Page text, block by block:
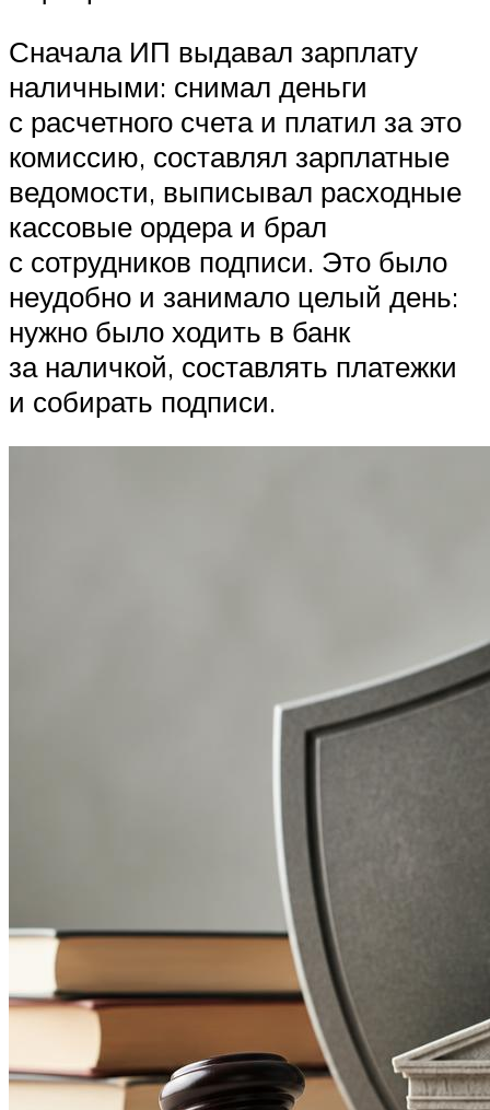
Сначала ИП выдавал зарплату
наличными: снимал деньги
с расчетного счета и платил за это
комиссию, составлял зарплатные
ведомости, выписывал расходные
кассовые ордера и брал
с сотрудников подписи. Это было
неудобно и занимало целый день:
нужно было ходить в банк
за наличкой, составлять платежки
и собирать подписи.